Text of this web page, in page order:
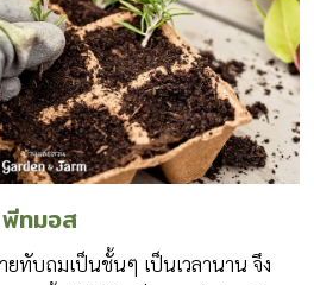
ทมอส
ทับถมเป็นชั้นๆ เป็นเวลานาน จึง